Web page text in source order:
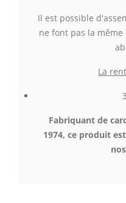
Il est possible
ne font pas la
La
Fabriquant de
1974, ce produit